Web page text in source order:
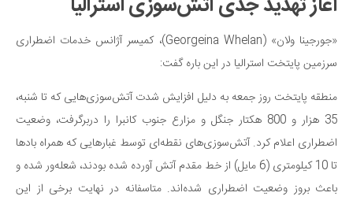
مراکز پزشکی و دارویی
سینما و تئاتر
تلویزیون
موسیقی
چهره‌ها
«جورجینا ولان» (Georgeina Whelan)، کمیسر آژانس خدمات اضطراری
سرزمین پایتخت استرالیا در این باره گفت:
منطقه پایتخت روز جمعه به دلیل افزایش شدت آتش‌سوزی‌هایی که تا شنبه،
35 هزار و 800 هکتار جنگل و مزارع جنوب کانبرا را دربرگرفت، وضعیت
اضطراری اعلام کرد. آتش‌سوزی‌های نقطه‌ای توسط غبارهایی که همراه بادها
تا 10 کیلومتری (6 مایل) از خط مقدم آتش آورده شده بودند، شعله‌ور شده و
باعث بروز وضعیت اضطراری شده‌اند. متاسفانه در نهایت برخی از این